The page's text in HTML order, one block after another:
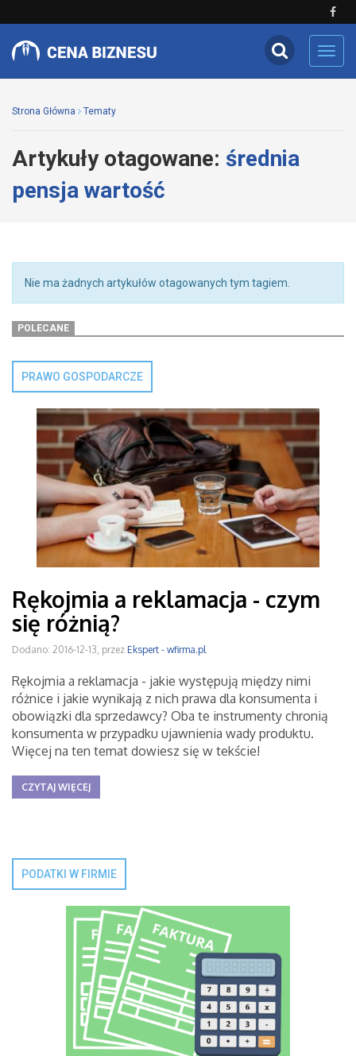
Strona Główna Tematy
Artykuły otagowane: średnia
pensja wartość
Nie ma żadnych artykułów otagowanych tym tagiem.
POLECANE
PRAWO GOSPODARCZE
Rękojmia a reklamacja - czym
się różnią?
Dodano: 2016-12-13, przez Ekspert - wfirma.pl
Rękojmia a reklamacja - jakie występują między nimi
różnice i jakie wynikają z nich prawa dla konsumenta i
obowiązki dla sprzedawcy? Oba te instrumenty chronią
konsumenta w przypadku ujawnienia wady produktu.
Więcej na ten temat dowiesz się w tekście!
CZYTAJ WIĘCEJ
PODATKI W FIRMIE